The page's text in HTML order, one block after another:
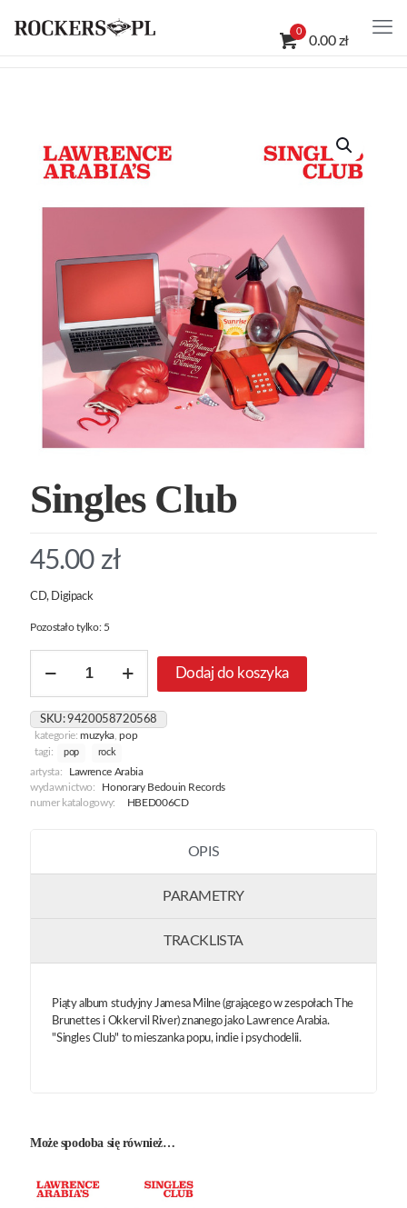
0
0.00 zł
Singles Club
45.00 zł
CD, Digipack
Pozostało tylko: 5
Singles
Dodaj do koszyka
SKU:9420058720568
kategorie:muzyka,pop
tagi:
pop rock
artysta:
Lawrence Arabia
wydawnictwo:
Honorary Bedouin Records
numer katalogowy:
HBED006CD
OPIS
PARAMETRY
TRACKLISTA
Piąty album studyjny Jamesa Milne (grającego w zespołach The
Brunettes i Okkervil River) znanego jako Lawrence Arabia.
"Singles Club" to mieszanka popu, indie i psychodelii.
Może spodoba się również…